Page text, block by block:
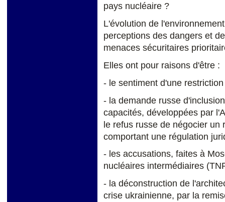
pays nucléaire ?
L'évolution de
perceptions des dangers et
menaces sécuritaires
Elles ont pour raisons d'être :
- le sentiment d'une
- la demande russe
capacités, développées par
le refus russe de négocier un
comportant une régulation
- les accusations, faites à
nucléaires intermédiaires
- la déconstruction de
crise ukrainienne, par la